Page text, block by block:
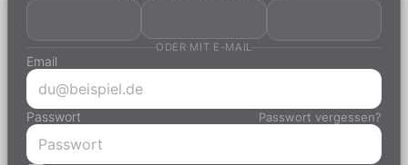
ODER MIT E-MAIL
Email
Passwort Passwort vergessen?